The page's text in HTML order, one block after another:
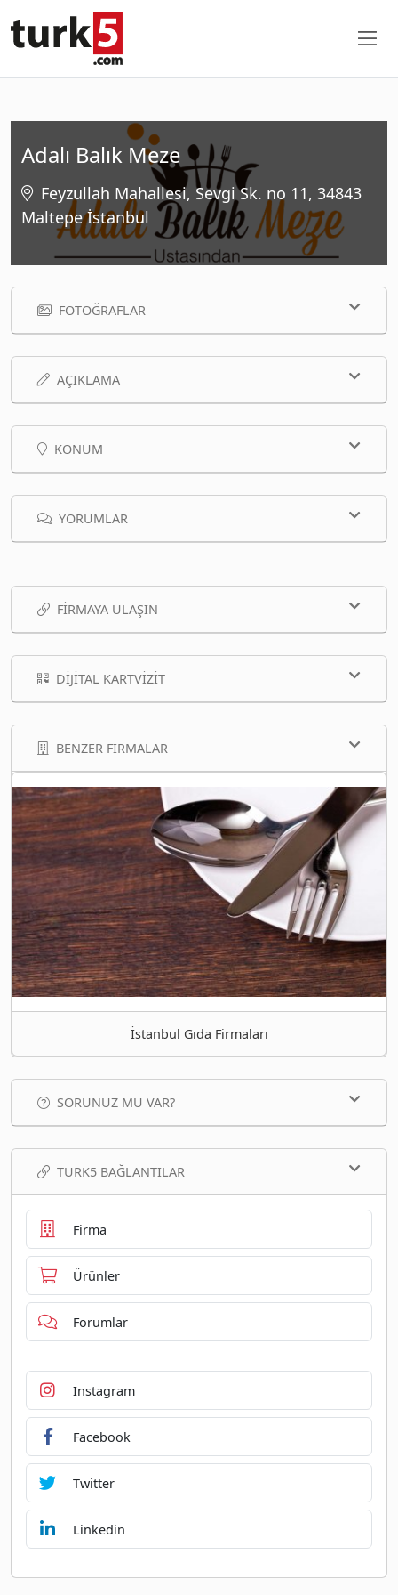
Adalı Balık Meze
Feyzullah Mahallesi, Sevgi Sk. no 11, 34843
Maltepe İstanbul
FOTOĞRAFLAR
AÇIKLAMA
KONUM
YORUMLAR
FIRMAYA ULAŞIN
DIJITAL KARTVIZIT
BENZER FIRMALAR
İstanbul Gıda Firmaları
SORUNUZ MU VAR?
TURK5 BAĞLANTILAR
Firma
Ürünler
Forumlar
Instagram
Facebook
Twitter
Linkedin